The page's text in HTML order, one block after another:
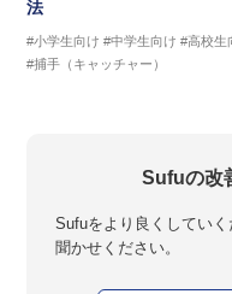
法
#小学生向け #中学生向け #高校生
#捕手（キャッチャー）
Sufuの改
Sufuをより良くしてい
聞かせください。